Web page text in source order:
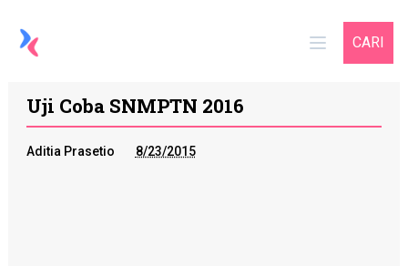
CARI
Uji Coba SNMPTN 2016
Aditia Prasetio 8/23/2015